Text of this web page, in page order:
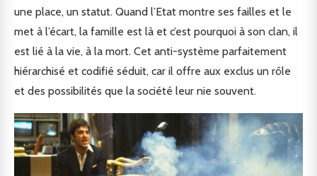
une place, un statut. Quand l’Etat montre ses failles et le
met à l’écart, la famille est là et c’est pourquoi à son clan, il
est lié à la vie, à la mort. Cet anti-système parfaitement
hiérarchisé et codifié séduit, car il offre aux exclus un rôle
et des possibilités que la société leur nie souvent.